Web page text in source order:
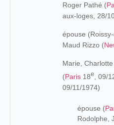
Roger Pathé (
aux-loges, 28/
épouse
Maud Rizzo (
Marie,
(Paris 18e 09/
09/11/1974)
épouse (
Rodolphe,